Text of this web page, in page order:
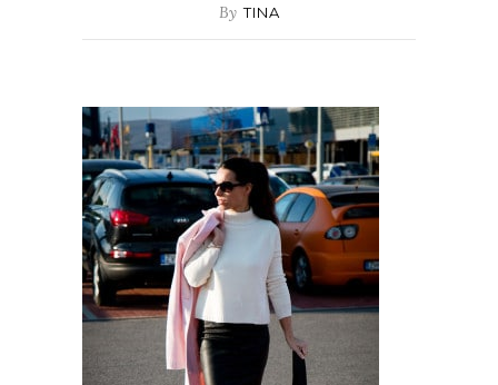
By TINA